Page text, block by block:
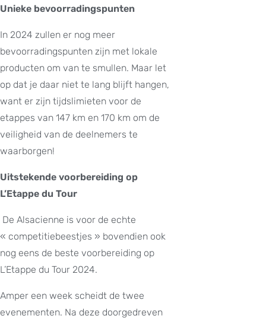
Unieke bevoorradingspunten
In 2024 zullen er nog meer
bevoorradingspunten zijn met lokale
producten om van te smullen. Maar let
op dat je daar niet te lang blijft hangen,
want er zijn tijdslimieten voor de
etappes van 147 km en 170 km om de
veiligheid van de deelnemers te
waarborgen!
Uitstekende voorbereiding op
L’Etappe du Tour
De Alsacienne is voor de echte
« competitiebeestjes » bovendien ook
nog eens de beste voorbereiding op
L’Etappe du Tour 2024.
Amper een week scheidt de twee
evenementen. Na deze doorgedreven